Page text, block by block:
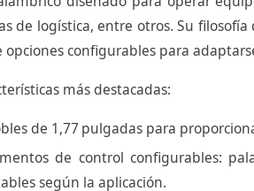
de logística, entre otros. Su
configurables para
más destacadas:
de 1,77 pulgadas para
de control configurables:
según la aplicación.